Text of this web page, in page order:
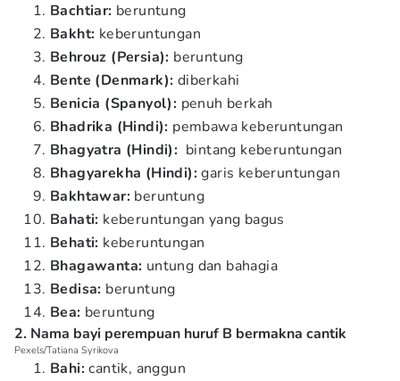
Bachtiar: beruntung
Bakht: keberuntungan
Behrouz (Persia): beruntung
Bente (Denmark): diberkahi
Benicia (Spanyol): penuh berkah
Bhadrika (Hindi): pembawa keberuntungan
Bhagyatra (Hindi): bintang keberuntungan
Bhagyarekha (Hindi):garis keberuntungan
Bakhtawar: beruntung
Bahati: keberuntungan yang bagus
Behati: keberuntungan
Bhagawanta: untung dan bahagia
Bedisa: beruntung
Bea: beruntung
2. Nama bayi perempuan huruf B bermakna cantik
Pexels/Tatiana Syrikova
Bahi:cantik, anggun